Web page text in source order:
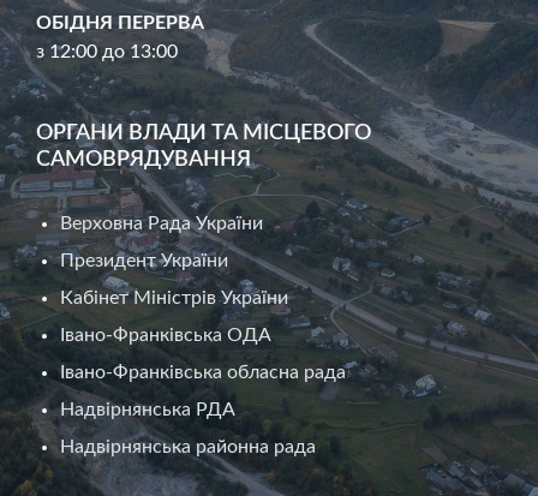
ОБІДНЯ ПЕРЕРВА
з 12:00 до 13:00
ОРГАНИ ВЛАДИ ТА МІСЦЕВОГО
САМОВРЯДУВАННЯ
Верховна Рада України
Президент України
Кабінет Міністрів України
Івано-Франківська ОДА
Івано-Франківська обласна рада
Надвірнянська РДА
Надвірнянська районна рада